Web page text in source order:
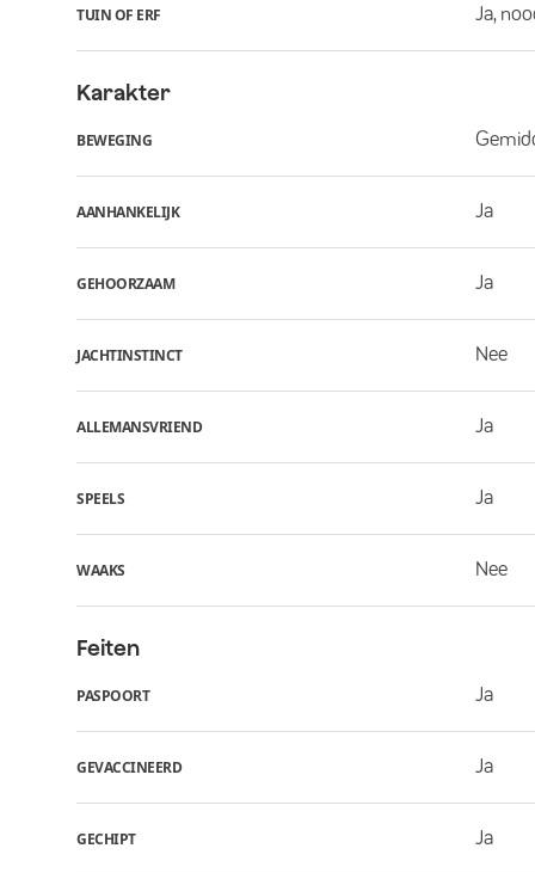
TUIN OF ERF Ja,
Karakter
BEWEGING
AANHANKELIJK Ja
GEHOORZAAM Ja
JACHTINSTINCT Nee
ALLEMANSVRIEND Ja
SPEELS Ja
WAAKS Nee
Feiten
PASPOORT Ja
GEVACCINEERD Ja
GECHIPT Ja